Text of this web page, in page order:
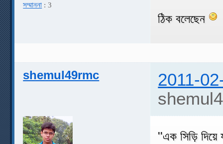
সম্মাননা : 3
ঠিক বলেছেন
shemul49rmc
2011-
''এক সিড়ি